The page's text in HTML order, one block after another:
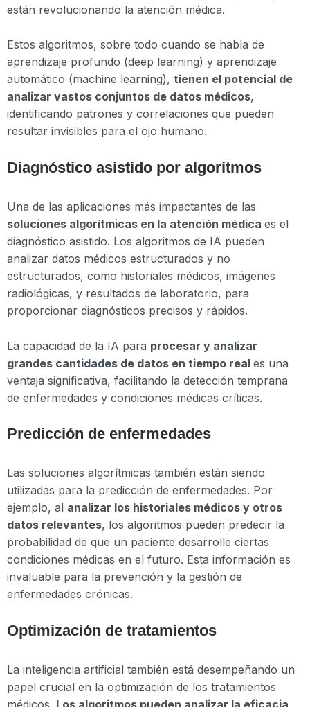
están revolucionando la atención médica.
Estos algoritmos, sobre todo cuando se habla de
aprendizaje profundo (deep learning) y aprendizaje
automático (machine learning), tienen el potencial de
analizar vastos conjuntos de datos médicos,
identificando patrones y correlaciones que pueden
resultar invisibles para el ojo humano.
Diagnóstico asistido por algoritmos
Una de las aplicaciones más impactantes de las
soluciones algorítmicas en la atención médica es el
diagnóstico asistido. Los algoritmos de IA pueden
analizar datos médicos estructurados y no
estructurados, como historiales médicos, imágenes
radiológicas, y resultados de laboratorio, para
proporcionar diagnósticos precisos y rápidos.
La capacidad de la IA para procesar y analizar
grandes cantidades de datos en tiempo real es una
ventaja significativa, facilitando la detección temprana
de enfermedades y condiciones médicas críticas.
Predicción de enfermedades
Las soluciones algorítmicas también están siendo
utilizadas para la predicción de enfermedades. Por
ejemplo, al analizar los historiales médicos y otros
datos relevantes, los algoritmos pueden predecir la
probabilidad de que un paciente desarrolle ciertas
condiciones médicas en el futuro. Esta información es
invaluable para la prevención y la gestión de
enfermedades crónicas.
Optimización de tratamientos
La inteligencia artificial también está desempeñando un
papel crucial en la optimización de los tratamientos
médicos. Los algoritmos pueden analizar la eficacia